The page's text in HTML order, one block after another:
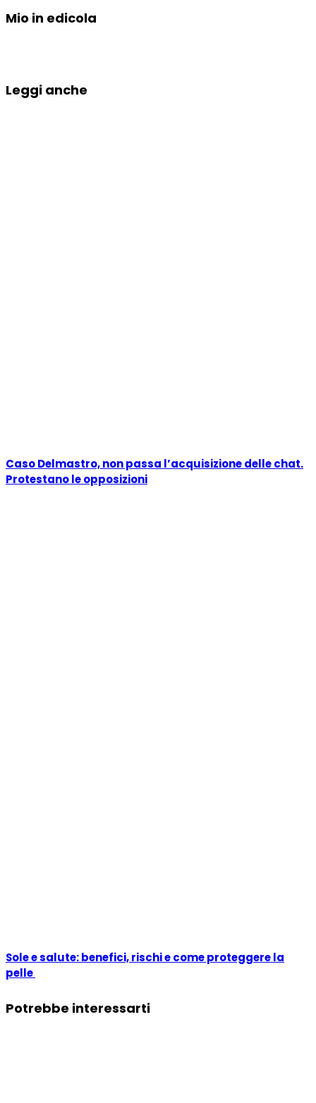
Mio in edicola
Leggi anche
Caso Delmastro, non passa l’acquisizione delle chat.
Protestano le opposizioni
Sole e salute: benefici, rischi e come proteggere la
pelle
Potrebbe interessarti